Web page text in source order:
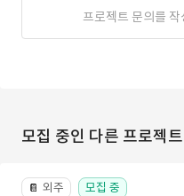
프로젝트 문의를 작
모집 중인 다른 프로젝트
📔 외주 모집 중